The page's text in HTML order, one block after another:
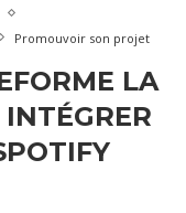
Promouvoir son projet
LA